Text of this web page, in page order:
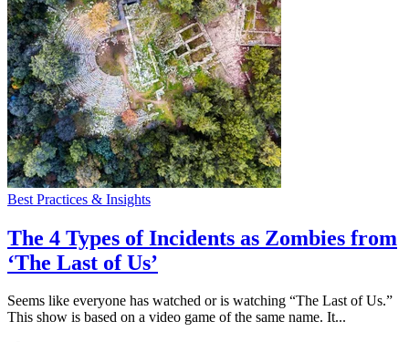
Best Practices & Insights
The 4 Types of Incidents as Zombies from
‘The Last of Us’
Seems like everyone has watched or is watching “The Last of Us.”
This show is based on a video game of the same name. It...